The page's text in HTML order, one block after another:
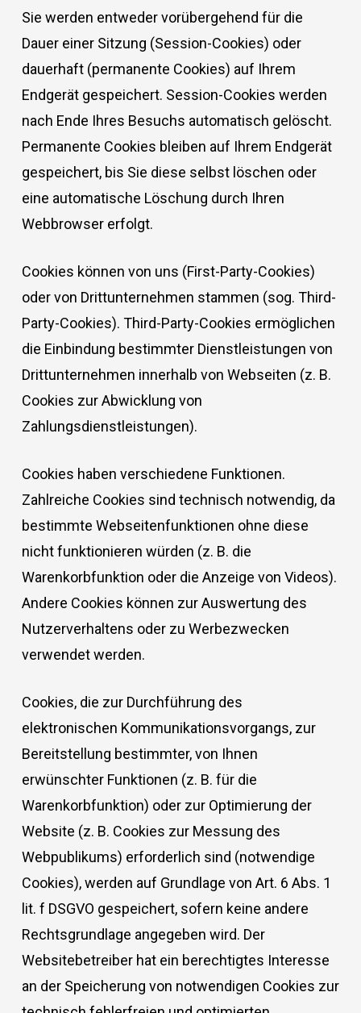
Sie werden entweder vorübergehend für die
Dauer einer Sitzung (Session-Cookies) oder
dauerhaft (permanente Cookies) auf Ihrem
Endgerät gespeichert. Session-Cookies werden
nach Ende Ihres Besuchs automatisch gelöscht.
Permanente Cookies bleiben auf Ihrem Endgerät
gespeichert, bis Sie diese selbst löschen oder
eine automatische Löschung durch Ihren
Webbrowser erfolgt.
Cookies können von uns (First-Party-Cookies)
oder von Drittunternehmen stammen (sog. Third-
Party-Cookies). Third-Party-Cookies ermöglichen
die Einbindung bestimmter Dienstleistungen von
Drittunternehmen innerhalb von Webseiten (z. B.
Cookies zur Abwicklung von
Zahlungsdienstleistungen).
Cookies haben verschiedene Funktionen.
Zahlreiche Cookies sind technisch notwendig, da
bestimmte Webseitenfunktionen ohne diese
nicht funktionieren würden (z. B. die
Warenkorbfunktion oder die Anzeige von Videos).
Andere Cookies können zur Auswertung des
Nutzerverhaltens oder zu Werbezwecken
verwendet werden.
Cookies, die zur Durchführung des
elektronischen Kommunikationsvorgangs, zur
Bereitstellung bestimmter, von Ihnen
erwünschter Funktionen (z. B. für die
Warenkorbfunktion) oder zur Optimierung der
Website (z. B. Cookies zur Messung des
Webpublikums) erforderlich sind (notwendige
Cookies), werden auf Grundlage von Art. 6 Abs. 1
lit. f DSGVO gespeichert, sofern keine andere
Rechtsgrundlage angegeben wird. Der
Websitebetreiber hat ein berechtigtes Interesse
an der Speicherung von notwendigen Cookies zur